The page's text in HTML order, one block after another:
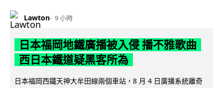
Lawton 9 小時
日本福岡地鐵廣播被入侵 播不雅歌曲
西日本鐵道疑黑客所為
日本福岡西鐵天神大牟田線兩個車站，8 月 4 日廣播系統離奇